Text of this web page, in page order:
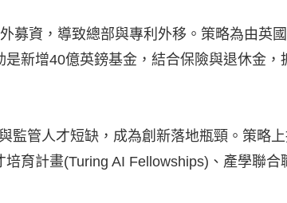
資，導致總部與專利外移。策略為由英
新增40億英鎊基金，結合保險與退休金
監管人才短缺，成為創新落地瓶頸。策略
育計畫(Turing AI Fellowships)、產學聯